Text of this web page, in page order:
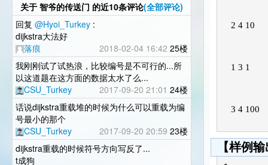
关于 智爷的传送门 的近10条评论(全部评论)
回复 @Hyoi_Turkey :
dijkstra大法好
落痕
2018-02-04 16:42 25楼
我刚刚试了试热浪，比较编号是不可行的...所
以这道题在这方面的数据太水了么...
CSU_Turkey
2017-09-20 21:01 24楼
话说dijkstra重载堆的时候为什么可以重载为编
号最小的那个
CSU_Turkey
2017-09-20 20:59 23楼
dijkstra重载的时候符号方向写反了...
t成狗
【样例